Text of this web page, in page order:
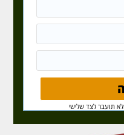
תועבר לצד שלישי